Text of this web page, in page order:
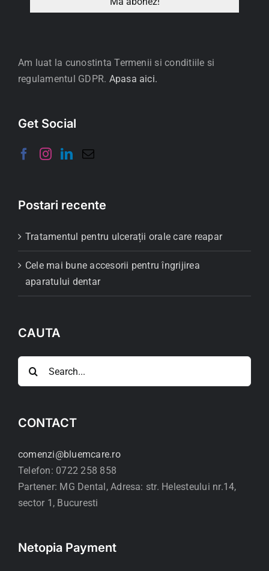
Am luat la cunostinta Termenii si conditiile si
regulamentul GDPR. Apasa aici.
Get Social
Postari recente
Tratamentul pentru ulcerații orale care reapar
Cele mai bune accesorii pentru îngrijirea
aparatului dentar
CAUTA
CONTACT
comenzi@bluemcare.ro
Telefon: 0722 258 858
Partener: MG Dental, Adresa: str. Helesteului nr.14,
sector 1, Bucuresti
Netopia Payment